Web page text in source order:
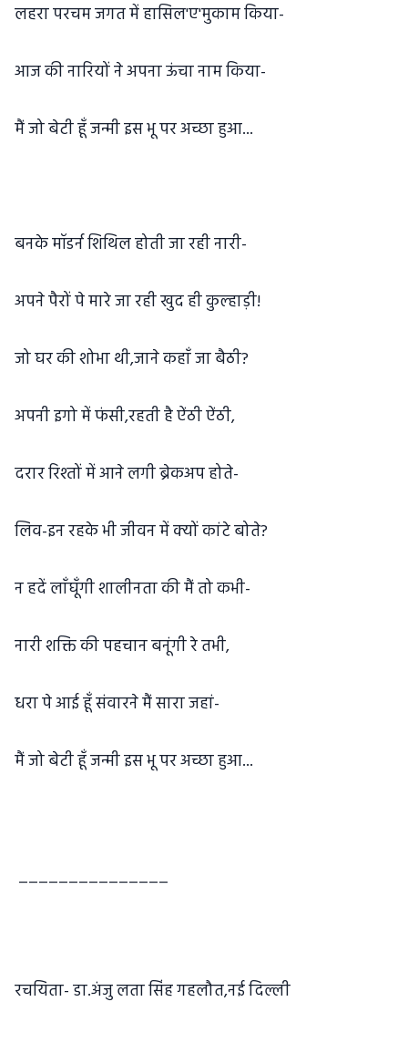
लहरा परचम जगत में हासिल'ए'मुकाम किया-
आज की नारियों ने अपना ऊंचा नाम किया-
मैं जो बेटी हूँ जन्मी इस भू पर अच्छा हुआ...
बनके मॉडर्न शिथिल होती जा रही नारी-
अपने पैरों पे मारे जा रही खुद ही कुल्हाड़ी!
जो घर की शोभा थी,जाने कहाँ जा बैठी?
अपनी इगो में फंसी,रहती है ऐंठी ऐंठी,
दरार रिश्तों में आने लगी ब्रेकअप होते-
लिव-इन रहके भी जीवन में क्यों कांटे बोते?
न हदें लाँघूँगी शालीनता की मैं तो कभी-
नारी शक्ति की पहचान बनूंगी रे तभी,
धरा पे आई हूँ संवारने मैं सारा जहां-
मैं जो बेटी हूँ जन्मी इस भू पर अच्छा हुआ...
_______________
रचयिता- डा.अंजु लता सिंह गहलौत,नई दिल्ली